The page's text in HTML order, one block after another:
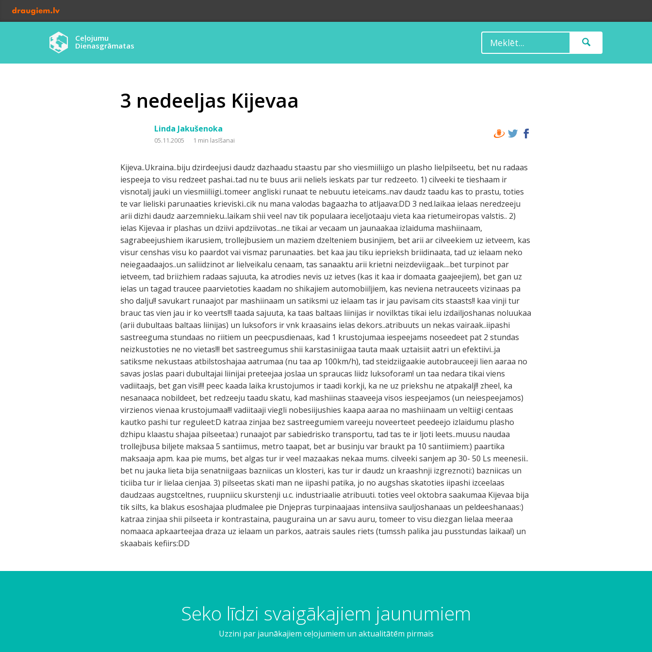
Ceļojumu
Dienasgrāmatas
3 nedeeljas Kijevaa
Linda Jakušenoka
05.11.2005 1 min lasīšanai
Kijeva..Ukraina..biju dzirdeejusi daudz dazhaadu staastu par sho viesmiiliigo un plasho lielpilseetu, bet nu radaas
iespeeja to visu redzeet pashai..tad nu te buus arii neliels ieskats par tur redzeeto. 1) cilveeki te tieshaam ir
visnotalj jauki un viesmiiliigi..tomeer angliski runaat te nebuutu ieteicams..nav daudz taadu kas to prastu, toties
te var lieliski parunaaties krieviski..cik nu mana valodas bagaazha to atljaava:DD 3 ned.laikaa ielaas neredzeeju
arii dizhi daudz aarzemnieku..laikam shii veel nav tik populaara ieceljotaaju vieta kaa rietumeiropas valstis.. 2)
ielas Kijevaa ir plashas un dziivi apdziivotas...ne tikai ar vecaam un jaunaakaa izlaiduma mashiinaam,
sagrabeejushiem ikarusiem, trollejbusiem un maziem dzelteniem businjiem, bet arii ar cilveekiem uz ietveem, kas
visur censhas visu ko paardot vai vismaz parunaaties. bet kaa jau tiku ieprieksh briidinaata, tad uz ielaam neko
neiegaadaajos..un saliidzinot ar lielveikalu cenaam, tas sanaaktu arii krietni neizdeviigaak....bet turpinot par
ietveem, tad briizhiem radaas sajuuta, ka atrodies nevis uz ietves (kas it kaa ir domaata gaajeejiem), bet gan uz
ielas un tagad traucee paarvietoties kaadam no shikajiem automobiiljiem, kas neviena netrauceets vizinaas pa
sho dalju!! savukart runaajot par mashiinaam un satiksmi uz ielaam tas ir jau pavisam cits staasts!! kaa vinji tur
brauc tas vien jau ir ko veerts!!! taada sajuuta, ka taas baltaas liinijas ir novilktas tikai ielu izdailjoshanas noluukaa
(arii dubultaas baltaas liinijas) un luksofors ir vnk kraasains ielas dekors..atribuuts un nekas vairaak..iipashi
sastreeguma stundaas no riitiem un peecpusdienaas, kad 1 krustojumaa iespeejams noseedeet pat 2 stundas
neizkustoties ne no vietas!!! bet sastreegumus shii karstasiniigaa tauta maak uztaisiit aatri un efektiivi..ja
satiksme nekustaas atbilstoshajaa aatrumaa (nu taa ap 100km/h), tad steidziigaakie autobrauceeji lien aaraa no
savas joslas paari dubultajai liinijai preteejaa joslaa un spraucas liidz luksoforam! un taa nedara tikai viens
vadiitaajs, bet gan visi!!! peec kaada laika krustojumos ir taadi korkji, ka ne uz priekshu ne atpakalj!! zheel, ka
nesanaaca nobildeet, bet redzeeju taadu skatu, kad mashiinas staaveeja visos iespeejamos (un neiespeejamos)
virzienos vienaa krustojumaa!!! vadiitaaji viegli nobesiijushies kaapa aaraa no mashiinaam un veltiigi centaas
kautko pashi tur reguleet:D katraa zinjaa bez sastreegumiem vareeju noveerteet peedeejo izlaidumu plasho
dzhipu klaastu shajaa pilseetaa:) runaajot par sabiedrisko transportu, tad tas te ir ljoti leets..muusu naudaa
trollejbusa biljete maksaa 5 santiimus, metro taapat, bet ar businju var braukt pa 10 santiimiem:) paartika
maksaaja apm. kaa pie mums, bet algas tur ir veel mazaakas nekaa mums. cilveeki sanjem ap 30- 50 Ls meenesii..
bet nu jauka lieta bija senatniigaas bazniicas un klosteri, kas tur ir daudz un kraashnji izgreznoti:) bazniicas un
ticiiba tur ir lielaa cienjaa. 3) pilseetas skati man ne iipashi patika, jo no augshas skatoties iipashi izceelaas
daudzaas augstceltnes, ruupniicu skurstenji u.c. industriaalie atribuuti. toties veel oktobra saakumaa Kijevaa bija
tik silts, ka blakus esoshajaa pludmalee pie Dnjepras turpinaajaas intensiiva sauljoshanaas un peldeeshanaas:)
katraa zinjaa shii pilseeta ir kontrastaina, pauguraina un ar savu auru, tomeer to visu diezgan lielaa meeraa
nomaaca apkaarteejaa draza uz ielaam un parkos, aatrais saules riets (tumssh palika jau pusstundas laikaa!) un
skaabais kefiirs:DD
Seko līdzi svaigākajiem jaunumiem
Uzzini par jaunākajiem ceļojumiem un aktualitātēm pirmais